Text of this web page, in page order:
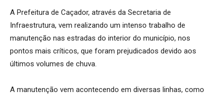
A Prefeitura de Caçador, através da Secretaria de
Infraestrutura, vem realizando um intenso trabalho de
manutenção nas estradas do interior do município, nos
pontos mais críticos, que foram prejudicados devido aos
últimos volumes de chuva.
A manutenção vem acontecendo em diversas linhas, como